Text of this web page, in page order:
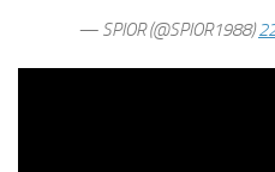
— SPIOR (@SPIOR1988)